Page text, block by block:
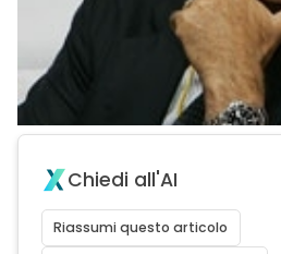
Chiedi all'AI
Riassumi questo articolo